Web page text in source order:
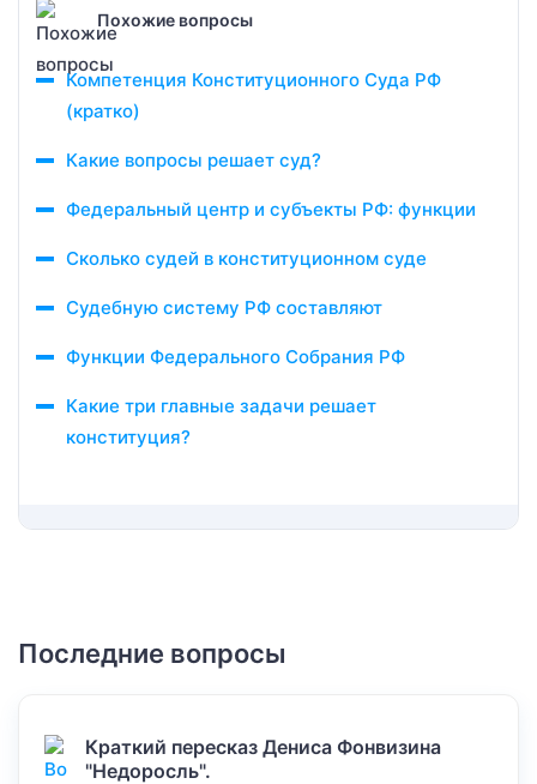
Похожие вопросы
Компетенция Конституционного Суда РФ
(кратко)
Какие вопросы решает суд?
Федеральный центр и субъекты РФ: функции
Сколько судей в конституционном суде
Судебную систему РФ составляют
Функции Федерального Собрания РФ
Какие три главные задачи решает
конституция?
Последние вопросы
Краткий пересказ Дениса Фонвизина
"Недоросль".